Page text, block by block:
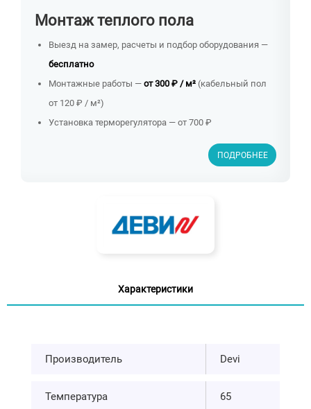
Монтаж теплого пола
Выезд на замер, расчеты и подбор оборудования —
бесплатно
Монтажные работы — от 300 ₽ / м² (кабельный пол
от 120 ₽ / м²)
Установка терморегулятора — от 700 ₽
ПОДРОБНЕЕ
Характеристики
Производитель Devi
Температура 65